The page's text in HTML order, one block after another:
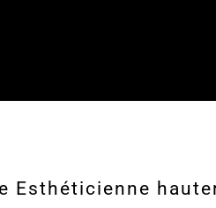
Esthéticienne